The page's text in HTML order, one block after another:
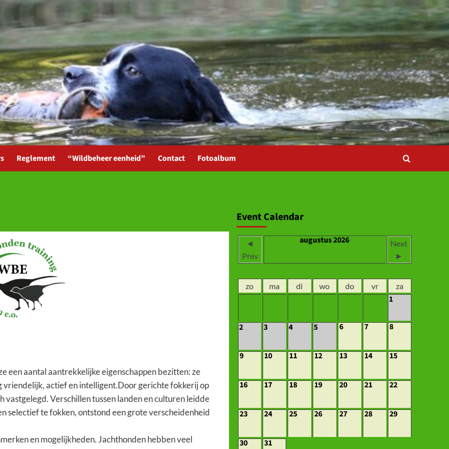
Reglement “Wildbeheer eenheid” Contact Fotoalbum
een aantal aantrekkelijke eigenschappen bezitten: ze
vriendelijk, actief en intelligent.Door gerichte fokkerij op
Verschillen tussen landen en culturen leidde
selectief te fokken, ontstond een grote verscheidenheid
en mogelijkheden. Jachthonden hebben veel
Event Calendar
◄
Prev
augustus 2026
Next
►
zo ma di wo do vr za
1
2 3 4 5 6 7 8
9 10 11 12 13 14 15
16 17 18 19 20 21 22
23 24 25 26 27 28 29
30 31